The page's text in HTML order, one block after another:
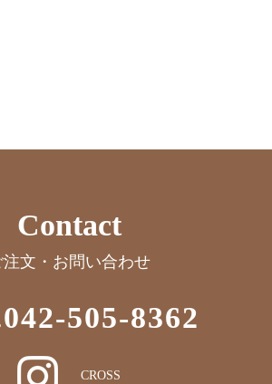
Contact
注文・お問い合わせ
042-505-8362
CROSS